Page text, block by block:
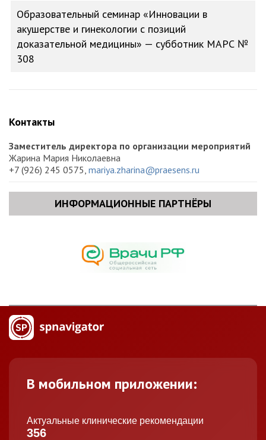
Образовательный семинар «Инновации в
акушерстве и гинекологии с позиций
доказательной медицины» — субботник МАРС №
308
Контакты
Заместитель директора по организации мероприятий
Жарина Мария Николаевна
+7 (926) 245 0575, mariya.zharina@praesens.ru
ИНФОРМАЦИОННЫЕ ПАРТНЁРЫ
В мобильном приложении:
Актуальные клинические рекомендации
356